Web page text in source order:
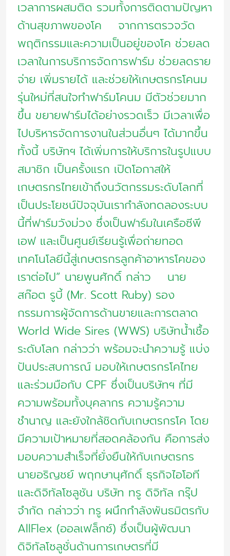
เวลาการผสมติด รวมทั้งการติดตามปัญหา
ด้านสุขภาพของโค จากการตรวจวัด
พฤติกรรมและความเป็นอยู่ของโค ช่วยลด
เวลาในการบริการจัดการฟาร์ม ช่วยลดราย
จ่าย เพิ่มรายได้ และช่วยให้เกษตรกรโคนม
รุ่นใหม่ที่สนใจทำฟาร์มโคนม มีตัวช่วยมาก
ขึ้น ขยายฟาร์มได้อย่างรวดเร็ว มีเวลาเพื่อ
ไปบริหารจัดการงานในส่วนอื่นๆ ได้มากขึ้น
ทั้งนี้ บริษัทฯ ได้เพิ่มการให้บริการในรูปแบบ
สมาชิก เป็นครั้งแรก เปิดโอกาสให้
เกษตรกรไทยเข้าถึงนวัตกรรมระดับโลกที่
เป็นประโยชน์ปัจจุบันเรากำลังทดลองระบบ
นี้ที่ฟาร์มวังม่วง ซึ่งเป็นฟาร์มในเครือซีพี
เอฟ และเป็นศูนย์เรียนรู้เพื่อถ่ายทอด
เทคโนโลยีนี้สู่เกษตรกรลูกค้าอาหารโคของ
เราต่อไป” นายพูนศักดิ์ กล่าว นาย
สก๊อต รูบี้ (Mr. Scott Ruby) รอง
กรรมการผู้จัดการด้านขายและการตลาด
World Wide Sires (WWS) บริษัทน้ำเชื้อ
ระดับโลก กล่าวว่า พร้อมจะนำความรู้ แบ่ง
ปันประสบการณ์ มอบให้เกษตรกรโคไทย
และร่วมมือกับ CPF ซึ่งเป็นบริษัทฯ ที่มี
ความพร้อมทั้งบุคลากร ความรู้ความ
ชำนาญ และยังใกล้ชิดกับเกษตรกรโค โดย
มีความเป้าหมายที่สอดคล้องกัน คือการส่ง
มอบความสำเร็จที่ยั่งยืนให้กับเกษตรกร
นายอริญชย์ พฤกษานุศักดิ์ ธุรกิจไอโอที
และดิจิทัลโซลูชัน บริษัท ทรู ดิจิทัล กรุ๊ป
จำกัด กล่าวว่า ทรู ผนึกกำลังพันธมิตรกับ
AllFlex (ออลเฟล็กซ์) ซึ่งเป็นผู้พัฒนา
ดิจิทัลโซลูชั่นด้านการเกษตรที่มี